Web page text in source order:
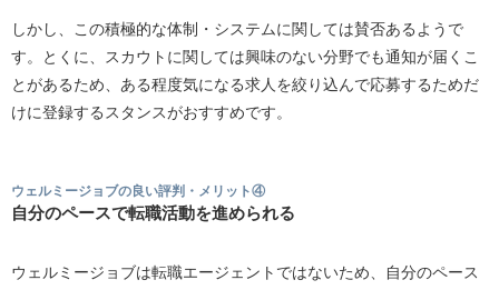
しかし、この積極的な体制・システムに関しては賛否あるようで
す。とくに、スカウトに関しては興味のない分野でも通知が届くこ
とがあるため、ある程度気になる求人を絞り込んで応募するためだ
けに登録するスタンスがおすすめです。
ウェルミージョブの良い評判・メリット④
自分のペースで転職活動を進められる
ウェルミージョブは転職エージェントではないため、自分のペース